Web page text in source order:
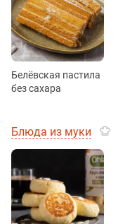
Белёвская пастила
без сахара
Блюда из муки